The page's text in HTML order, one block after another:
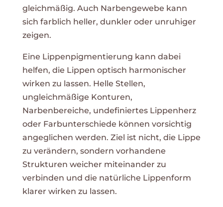
gleichmäßig. Auch Narbengewebe kann
sich farblich heller, dunkler oder unruhiger
zeigen.
Eine Lippenpigmentierung kann dabei
helfen, die Lippen optisch harmonischer
wirken zu lassen. Helle Stellen,
ungleichmäßige Konturen,
Narbenbereiche, undefiniertes Lippenherz
oder Farbunterschiede können vorsichtig
angeglichen werden. Ziel ist nicht, die Lippe
zu verändern, sondern vorhandene
Strukturen weicher miteinander zu
verbinden und die natürliche Lippenform
klarer wirken zu lassen.